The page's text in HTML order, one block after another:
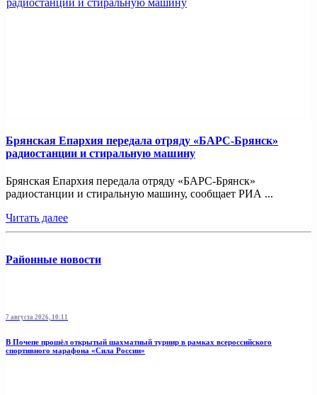
Брянская Епархия передала отряду «БАРС-Брянск»
радиостанции и стиральную машину
Брянская Епархия передала отряду «БАРС-Брянск»
радиостанции и стиральную машину, сообщает РИА ...
Читать далее
Районные новости
7 августа 2026, 10:11
В Почепе прошёл открытый шахматный турнир в рамках всероссийского
спортивного марафона «Сила России»